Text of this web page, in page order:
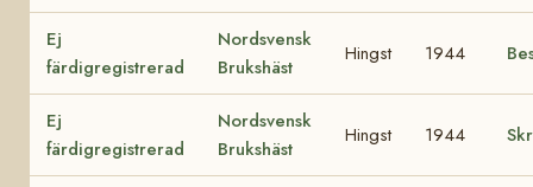
Ej
färdigregistrerad
Nordsvensk
Brukshäst
Hingst 1944
Ej
färdigregistrerad
Nordsvensk
Brukshäst
Hingst 1944